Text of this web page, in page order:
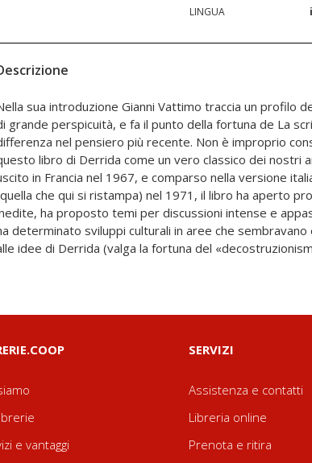
LINGUA
sua introduzione Gianni Vattimo traccia un profilo
grande perspicuità, e fa il punto della fortuna de La
nel pensiero più recente. Non è improprio
libro di Derrida come un vero classico dei nostri
in Francia nel 1967, e comparso nella versione
che qui si ristampa) nel 1971, il libro ha aperto
ha proposto temi per discussioni intense e
determinato sviluppi culturali in aree che
idee di Derrida (valga la fortuna del
La creatività del testo, il modo di
come con Lévi-Strauss indicando aperture
fenomenologia, strutturalismo e letteratura,
Artaud e Bataille, l'esame delle idee di Nietzsche,
ma anche le ricognizioni da Platone a
hanno costituito uno stimolo decisivo e hanno
stile (e una scrittura) che hanno inciso
e vantaggi
SERVIZI
Assistenza e contatti
Libreria online
Prenota e ritira